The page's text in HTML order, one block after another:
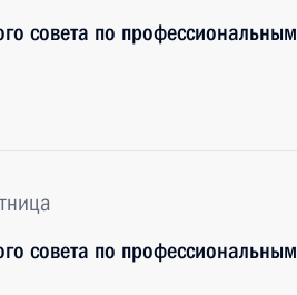
совета по профессиональным
совета по профессиональным